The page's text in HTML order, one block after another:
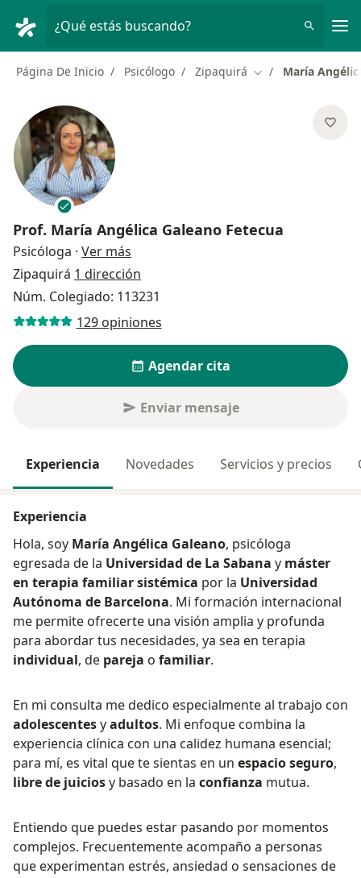
¿Qué estás buscando?
Página De Inicio Psicólogo Zipaquirá Cambiar de ciudad
María
Prof. María Angélica Galeano Fetecua
Psicóloga · Ver más
Zipaquirá 1 dirección
Núm. Colegiado: 113231
129 opiniones
Agendar cita
Enviar mensaje
Experiencia Novedades Servicios y precios
Experiencia
Hola, soy María Angélica Galeano, psicóloga
egresada de la Universidad de La Sabana y máster
en terapia familiar sistémica por la Universidad
Autónoma de Barcelona. Mi formación internacional
me permite ofrecerte una visión amplia y profunda
para abordar tus necesidades, ya sea en terapia
individual, de pareja o familiar.
En mi consulta me dedico especialmente al trabajo con
adolescentesyadultos. Mi enfoque combina la
experiencia clínica con una calidez humana esencial;
para mí, es vital que te sientas en un espacio seguro,
libre de juiciosy basado en la confianza mutua.
Entiendo que puedes estar pasando por momentos
complejos. Frecuentemente acompaño a personas
que experimentan estrés, ansiedad o sensaciones de